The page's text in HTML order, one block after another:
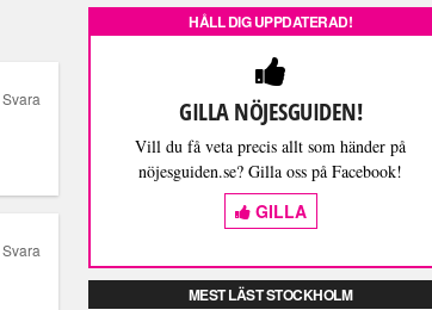
Svara
Svara
HÅLL DIG UPPDATERAD!
GILLA NÖJESGUIDEN!
Vill du få veta precis allt som händer på
nöjesguiden.se? Gilla oss på Facebook!
GILLA
MEST LÄST STOCKHOLM